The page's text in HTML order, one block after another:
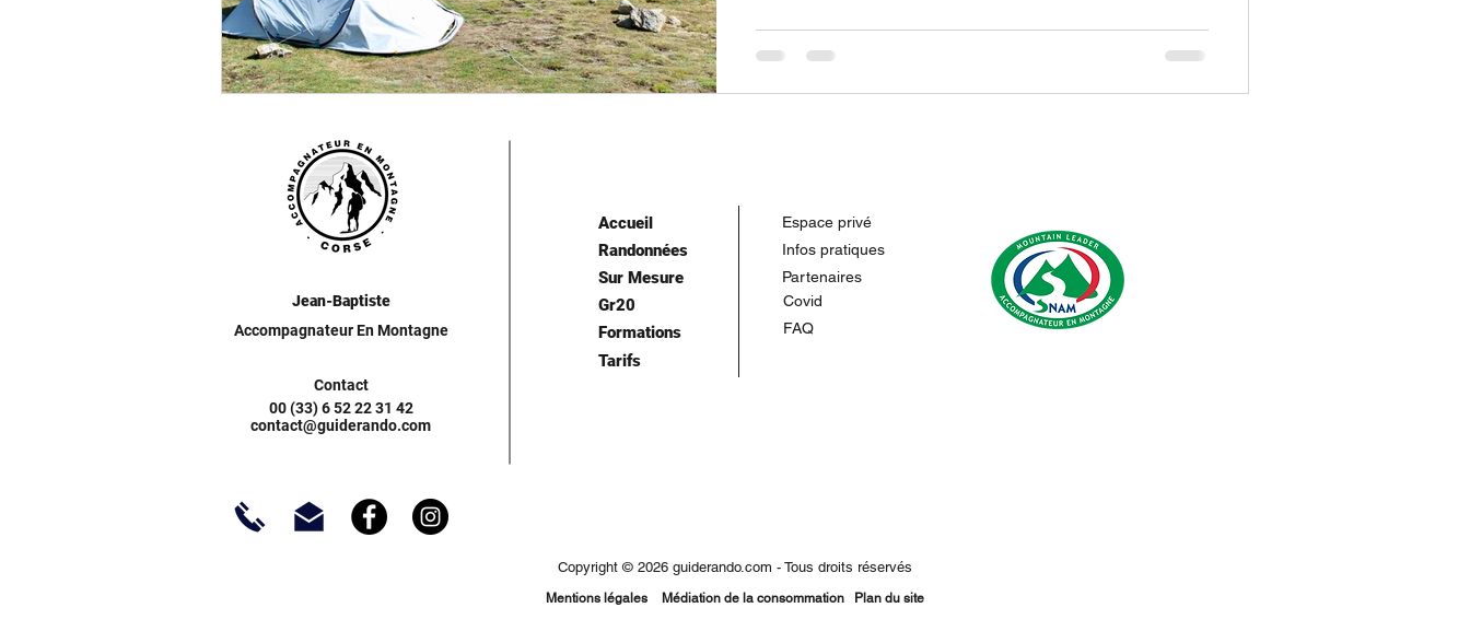
réputation exigeante repose en grande partie sur la
Jean-Baptiste
Accompagnateur En Montagne
Accueil Espace privé
Randonnées Infos pratiques
Sur Mesure
Gr20
Partenaires
Formations
Covid
FAQ
Contact
Tarifs
00 (33) 6 52 22 31 42
contact@guiderando.com
Copyright © 2026 guiderando.com - Tous droits réservés
Mentions légales Médiation de la consommation Plan du site